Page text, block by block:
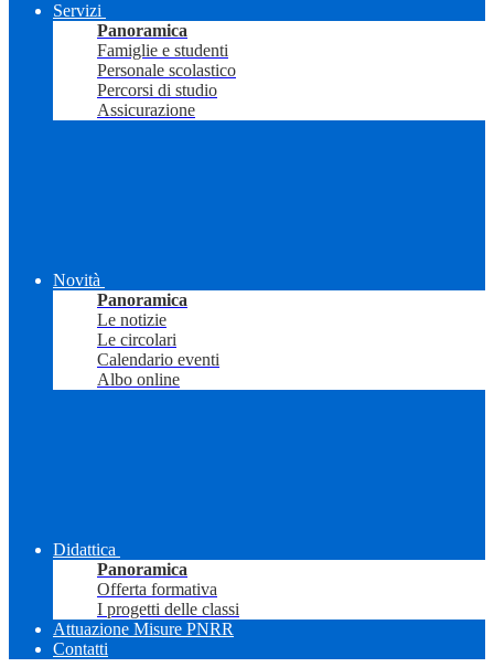
Servizi
Panoramica
Famiglie e studenti
Personale scolastico
Percorsi di studio
Assicurazione
Novità
Panoramica
Le notizie
Le circolari
Calendario eventi
Albo online
Didattica
Panoramica
Offerta formativa
I progetti delle classi
Attuazione Misure PNRR
Contatti